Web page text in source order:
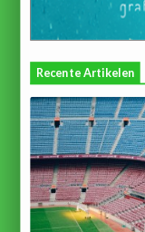
Recente Artikelen